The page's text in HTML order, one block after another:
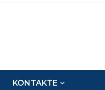
KONTAKTE